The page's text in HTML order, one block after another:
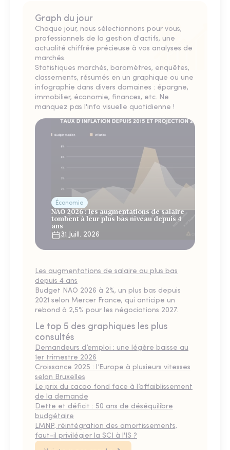
Graph du jour
Chaque jour, nous sélectionnons pour vous,
professionnels de la gestion d'actifs, une
actualité chiffrée précieuse à vos analyses de
marchés.
Statistiques marchés, baromètres, enquêtes,
classements, résumés en un graphique ou une
infographie dans divers domaines : épargne,
immobilier, économie, finances, etc. Ne
manquez pas l'info visuelle quotidienne !
Économie
NAO 2026 : les augmentations de salaire
tombent à leur plus bas niveau depuis 4
ans
31 Juill. 2026
Les augmentations de salaire au plus bas
depuis 4 ans
Budget NAO 2026 à 2%, un plus bas depuis
2021 selon Mercer France, qui anticipe un
rebond à 2,5% pour les négociations 2027.
Le top 5 des graphiques les plus
consultés
Demandeurs d’emploi : une légère baisse au
1er trimestre 2026
Croissance 2025 : l’Europe à plusieurs vitesses
selon Bruxelles
Le prix du cacao fond face à l’affaiblissement
de la demande
Dette et déficit : 50 ans de déséquilibre
budgétaire
LMNP, réintégration des amortissements,
faut-il privilégier la SCI à l'IS ?